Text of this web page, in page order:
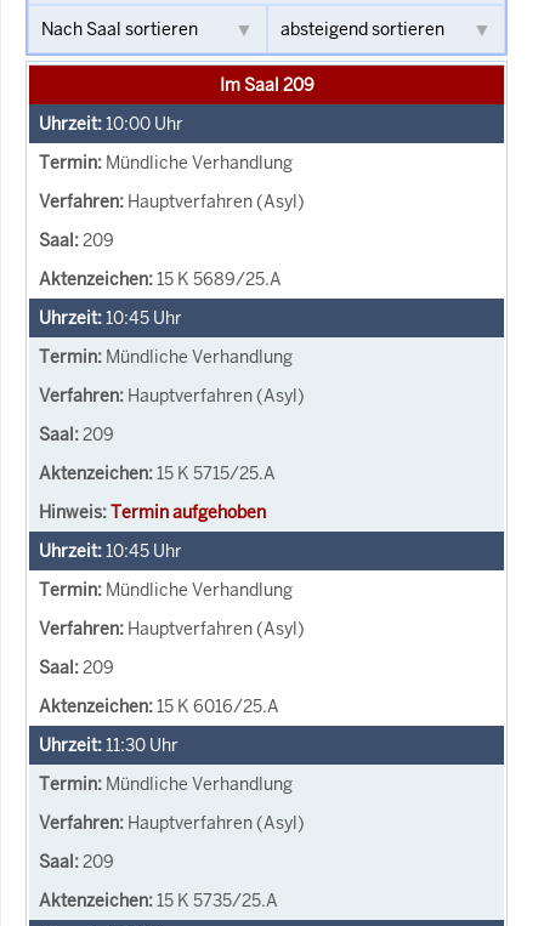
Im Saal 209
10:00 Uhr
Mündliche Verhandlung
Hauptverfahren (Asyl)
209
15 K 5689/25.A
10:45 Uhr
Mündliche Verhandlung
Hauptverfahren (Asyl)
209
15 K 5715/25.A
Termin aufgehoben
10:45 Uhr
Mündliche Verhandlung
Hauptverfahren (Asyl)
209
15 K 6016/25.A
11:30 Uhr
Mündliche Verhandlung
Hauptverfahren (Asyl)
209
15 K 5735/25.A